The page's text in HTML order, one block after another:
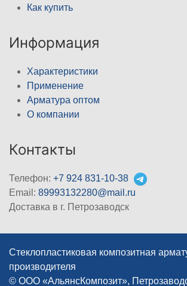
Как купить
Информация
Характеристики
Применение
Арматура оптом
О компании
Контакты
Телефон: +7 924 831-10-38
Email: 89993132280@mail.ru
Доставка в г. Петрозаводск
Стеклопластиковая композитная
производителя
© ООО «АльянсКомпозит»,